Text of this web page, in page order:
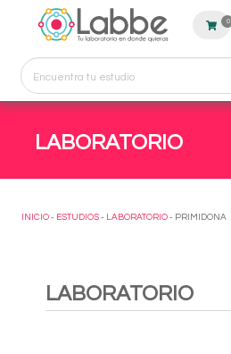
0
LABORATORIO
INICIO - ESTUDIOS - LABORATORIO - PRIMIDONA
LABORATORIO